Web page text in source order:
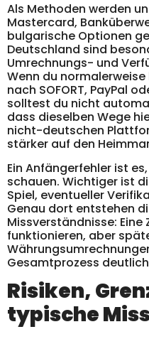
Als Methoden werden
Mastercard,
bulgarische Optionen
Deutschland sind
Umrechnungs- und
Wenn du
nach SOFORT, PayPal
solltest du nicht
dass dieselben Wege
nicht-deutschen
stärker auf den
Ein Anfängerfehler ist
schauen. Wichtiger ist
Spiel, eventueller
Genau dort entstehen
Missverständnisse: Eine
funktionieren, aber
Gesamtprozess
Risiken,
typische